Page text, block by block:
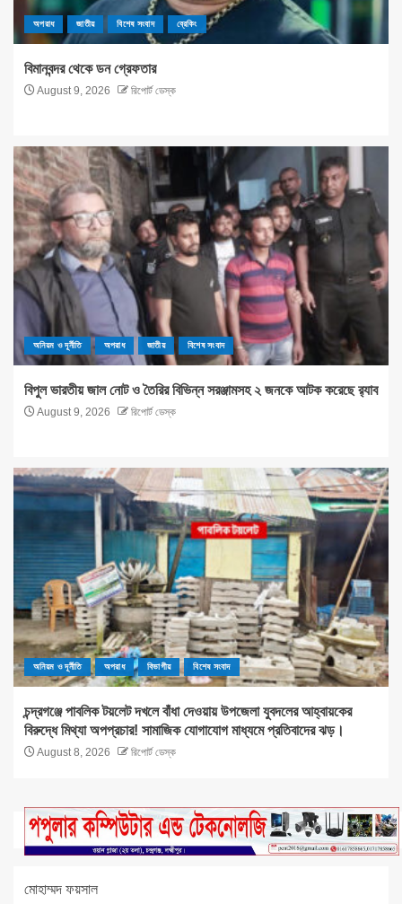
অপরাধ জাতীয় বিশেষ সংবাদ ব্রেকিং
বিমানবন্দর থেকে ডন গ্রেফতার
August 9, 2026 রিপোর্ট ডেস্ক
অনিয়ম ও দূর্নীতি অপরাধ জাতীয় বিশেষ সংবাদ
বিপুল ভারতীয় জাল নোট ও তৈরির বিভিন্ন সরঞ্জামসহ ২ জনকে আটক করেছে র‌্যাব
August 9, 2026 রিপোর্ট ডেস্ক
অনিয়ম ও দূর্নীতি অপরাধ বিভাগীয় বিশেষ সংবাদ
চন্দ্রগঞ্জে পাবলিক টয়লেট দখলে বাঁধা দেওয়ায় উপজেলা যুবদলের আহ্বায়কের
বিরুদ্ধে মিথ্যা অপপ্রচার! সামাজিক যোগাযোগ মাধ্যমে প্রতিবাদের ঝড়।
August 8, 2026 রিপোর্ট ডেস্ক
মোহাম্মদ ফয়সাল